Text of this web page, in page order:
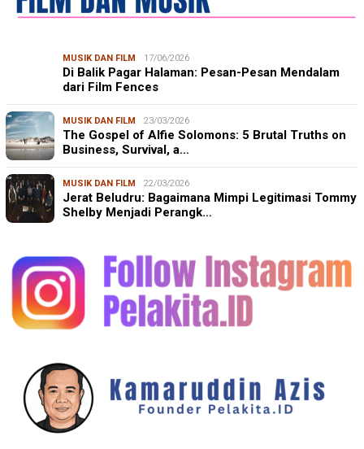
MUSIK DAN FILM 17/06/2026
Di Balik Pagar Halaman: Pesan-Pesan Mendalam
dari Film Fences
MUSIK DAN FILM 23/03/2026
The Gospel of Alfie Solomons: 5 Brutal Truths on
Business, Survival, a…
MUSIK DAN FILM 22/03/2026
Jerat Beludru: Bagaimana Mimpi Legitimasi Tommy
Shelby Menjadi Perangk…